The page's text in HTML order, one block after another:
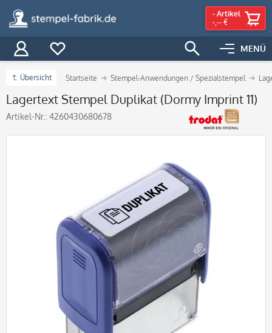
MENÜ
- Artikel
-,-- €
Übersicht Startseite Stempel-Anwendungen / Spezialstempel
Lagertext Stempel Duplikat (Dormy Imprint 11)
Artikel-Nr.: 4260430680678